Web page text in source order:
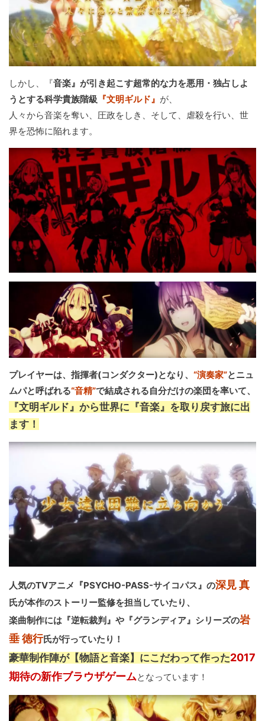
しかし、『音楽』が引き起こす超常的な力を悪用・独占しよ
うとする科学貴族階級 『文明ギルド』 が、
人々から音楽を奪い、圧政をしき、そして、虐殺を行い、世
界を恐怖に陥れます。
プレイヤーは、指揮者(コンダクター)となり、 “演奏家”とニュ
ムパと呼ばれる“音精”で結成される自分だけの楽団を率いて、
『文明ギルド』から世界に『音楽』を取り戻す旅に出
ます！
人気のTVアニメ『PSYCHO-PASS-サイコパス』の深見 真
氏が本作のストーリー監修を担当していたり、
楽曲制作には『逆転裁判』や『グランディア』シリーズの岩
垂 徳行氏が行っていたり！
豪華制作陣が【物語と音楽】にこだわって作った2017
期待の新作ブラウザゲームとなっています！